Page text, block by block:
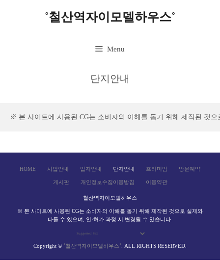
˚철산역자이모델하우스˚
Menu
단지안내
※ 본 사이트에 사용된 CG는 소비자의 이해를 돕기 위해 제작된 것
HOME 사업안내 입지안내 단지안내 프리미엄 방문예약
게시판 개인정보수집이용방침 이용약관
철산역자이모델하우스
※ 본 사이트에 사용된 CG는 소비자의 이해를 돕기 위해 제작된 것으로 실제와
다를 수 있으며, 인·허가 과정 시 변경될 수 있습니다.
Copyright © ˚철산역자이모델하우스˚ . ALL RIGHTS RESERVED.